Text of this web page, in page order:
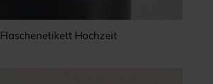
Flaschenetikett Hochzeit